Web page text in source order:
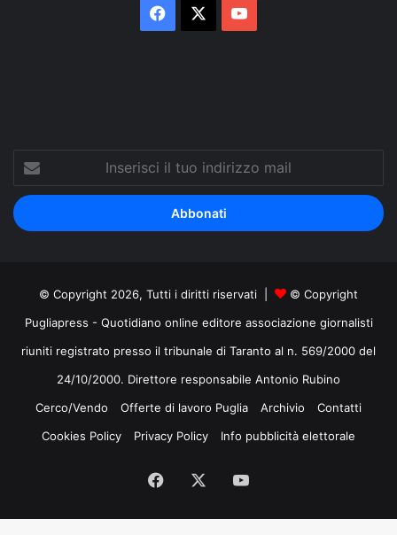
Facebook
tuo
indirizzo
mail
© Copyright 2026, Tutti i diritti riservati |
© Copyright
Pugliapress - Quotidiano online editore associazione giornalisti
riuniti registrato presso il tribunale di Taranto al n. 569/2000 del
24/10/2000. Direttore responsabile Antonio Rubino
Cerco/Vendo
Offerte di lavoro Puglia Archivio
Contatti
Cookies Policy
Privacy Policy Info pubblicità elettorale
Facebook
Tube